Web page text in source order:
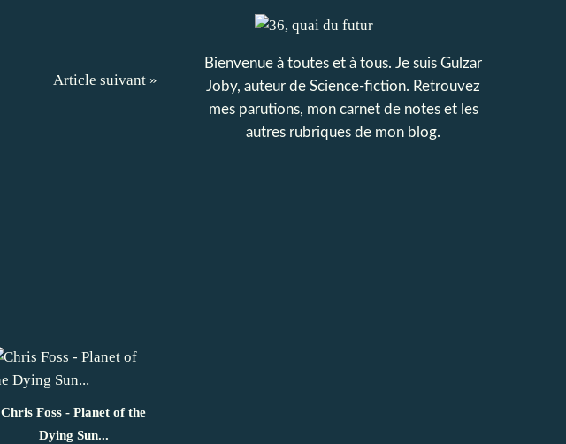
Article suivant »
Chris Foss - Planet of the
Dying Sun...
Bienvenue à toutes et à tous. Je suis Gulzar
Joby, auteur de Science-fiction. Retrouvez
mes parutions, mon carnet de notes et les
autres rubriques de mon blog.